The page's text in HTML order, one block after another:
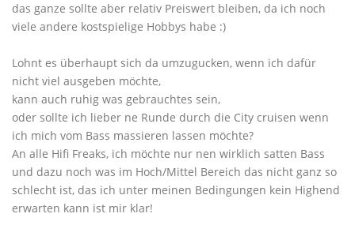
das ganze sollte aber relativ Preiswert bleiben, da ich noch
viele andere kostspielige Hobbys habe :)
Lohnt es überhaupt sich da umzugucken, wenn ich dafür
nicht viel ausgeben möchte,
kann auch ruhig was gebrauchtes sein,
oder sollte ich lieber ne Runde durch die City cruisen wenn
ich mich vom Bass massieren lassen möchte?
An alle Hifi Freaks, ich möchte nur nen wirklich satten Bass
und dazu noch was im Hoch/Mittel Bereich das nicht ganz so
schlecht ist, das ich unter meinen Bedingungen kein Highend
erwarten kann ist mir klar!